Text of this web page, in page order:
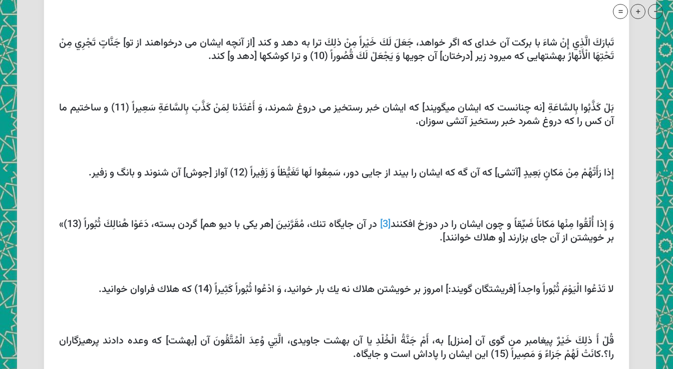
تَبارَكَ الَّذِي إِنْ شاءَ با بركت آن خداى كه اگر خواهد، جَعَلَ لَكَ خَيْراً مِنْ ذلِكَ‏ ترا به دهد و كند [از آنچه ايشان مى ‏درخواهند از تو] جَنَّاتٍ تَجْرِي مِنْ
تَحْتِهَا الْأَنْهارُ بهشتهايى كه ميرود زير [درختان‏] آن جويها وَ يَجْعَلْ لَكَ قُصُوراً (10) و ترا كوشكها [دهد و] كند.
بَلْ كَذَّبُوا بِالسَّاعَةِ [نه چنانست كه ايشان ميگويند] كه ايشان خبر رستخيز مى‏ دروغ شمرند، وَ أَعْتَدْنا لِمَنْ كَذَّبَ بِالسَّاعَةِ سَعِيراً (11) و ساختيم ما
آن كس را كه دروغ شمرد خبر رستخيز آتشى سوزان.
إِذا رَأَتْهُمْ مِنْ مَكانٍ بَعِيدٍ [آتشى‏] كه آن گه كه ايشان را بيند از جايى دور، سَمِعُوا لَها تَغَيُّظاً وَ زَفِيراً (12) آواز [جوش‏] آن شنوند و بانگ و زفير.
وَ إِذا أُلْقُوا مِنْها مَكاناً ضَيِّقاً و چون ايشان را در دوزخ افكنند[3]
در آن جايگاه تنك، مُقَرَّنِينَ‏ [هر يكى با ديو هم‏] گردن بسته، دَعَوْا هُنالِكَ ثُبُوراً (13)»
بر خويشتن از آن جاى بزارند [و هلاك خوانند].
لا تَدْعُوا الْيَوْمَ ثُبُوراً واحِداً [فريشتگان گويند:] امروز بر خويشتن هلاك نه يك بار خوانيد، وَ ادْعُوا ثُبُوراً كَثِيراً (14) كه هلاك فراوان خوانيد.
قُلْ أَ ذلِكَ خَيْرٌ پيغامبر من گوى آن [منزل‏] به، أَمْ جَنَّةُ الْخُلْدِ يا آن بهشت جاويدى، الَّتِي وُعِدَ الْمُتَّقُونَ‏ آن [بهشت‏] كه وعده دادند پرهيزگاران
را؟.كانَتْ لَهُمْ جَزاءً وَ مَصِيراً (15) اين ايشان را پاداش است و جايگاه.
-
+
=